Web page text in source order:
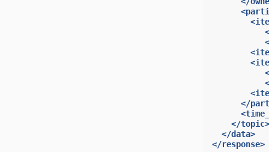
</
</topic>
</data>
</response>